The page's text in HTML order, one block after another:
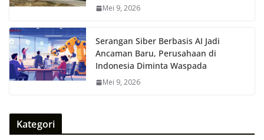
Mei 9, 2026
Serangan Siber Berbasis AI Jadi
Ancaman Baru, Perusahaan di
Indonesia Diminta Waspada
Mei 9, 2026
Kategori